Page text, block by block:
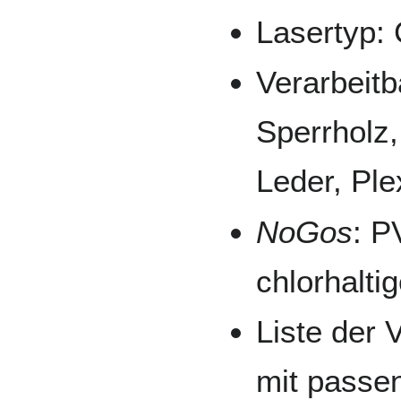
Lasertyp:
Leder,
NoGos:
Liste der
mit